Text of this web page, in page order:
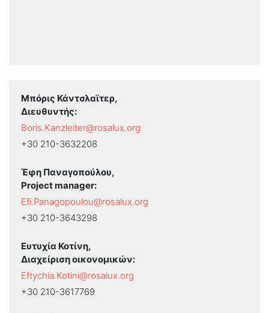
Μπόρις Κάντσλαϊτερ,
Διευθυντής:
Boris.Kanzleiter@rosalux.org
+30 210-3632208
Έφη Παναγοπούλου,
Project manager:
Efi.Panagopoulou@rosalux.org
+30 210-3643298
Ευτυχία Κοτίνη,
Διαχείριση οικονομικών:
Eftychia.Kotini@rosalux.org
+30 210-3617769